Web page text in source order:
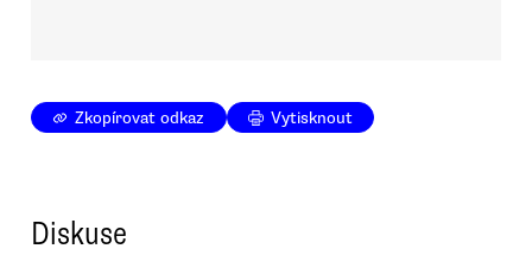
Zkopírovat odkaz Vytisknout
Diskuse